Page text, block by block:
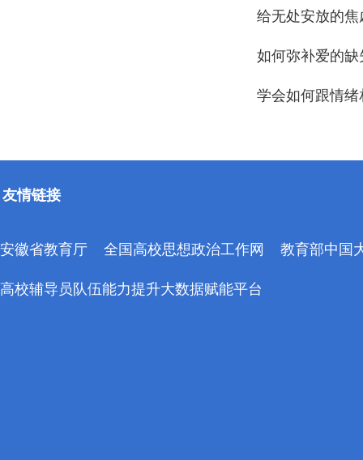
给无处安放的
如何弥补爱的缺
学会如何跟情绪
友情链接
安徽省教育厅 全国高校思想政治工作网 教育部中国
高校辅导员队伍能力提升大数据赋能平台